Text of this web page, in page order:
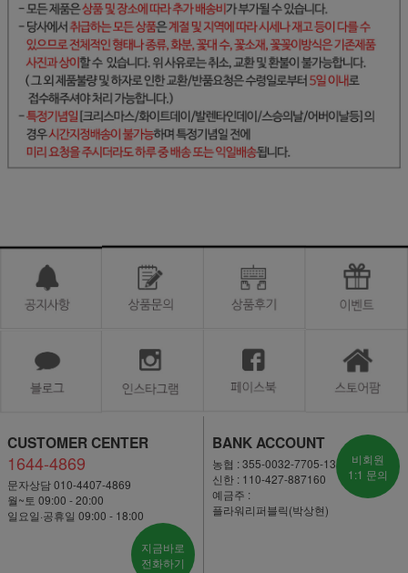
CUSTOMER CENTER
1644-4869
문자상담 010-4407-4869
월~토 09:00 - 20:00
일요일·공휴일 09:00 - 18:00
지금바로
전화하기
BANK ACCOUNT
농협 : 355-0032-7705-13
신한 : 110-427-887160
예금주 :
플라워리퍼블릭(박상현)
비회원
1:1 문의